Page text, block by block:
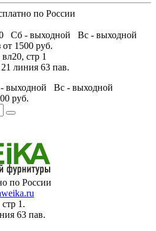
по России
Сб - выходной Вс - выходной
от 1500 руб.
стр 1
линия 63 пав.
выходной Вс - выходной
руб.
по России
1.
63 пав.